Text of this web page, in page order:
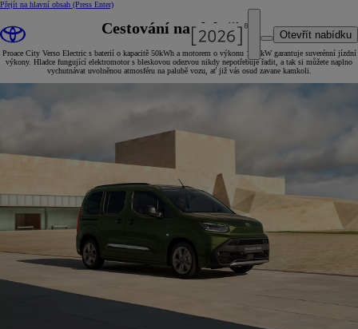
Přejít na hlavní obsah (Press Enter)
Otevřít nabídku
Cestování na elektřinu
Proace City Verso Electric s baterií o kapacitě 50kWh a motorem o výkonu 100 kW garantuje suverénní jízdní
výkony. Hladce fungující elektromotor s bleskovou odezvou nikdy nepotřebuje řadit, a tak si můžete naplno
vychutnávat uvolněnou atmosféru na palubě vozu, ať již vás osud zavane kamkoli.